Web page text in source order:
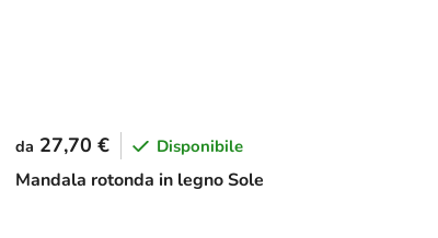
Mandala rotonda in legno Sole
da 27,70 € Disponibile